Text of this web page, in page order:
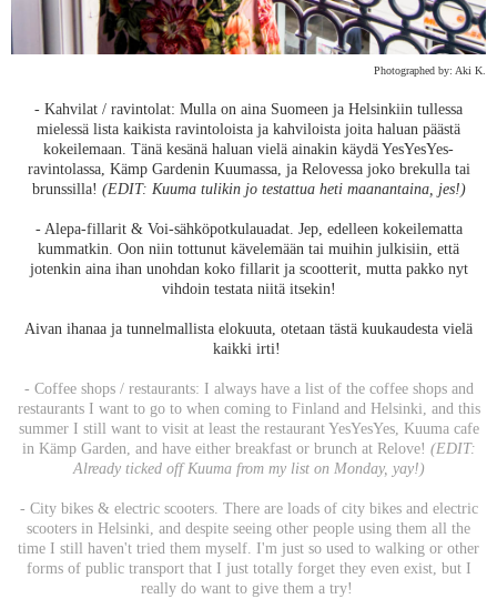
Photographed by: Aki K.
- Kahvilat / ravintolat: Mulla on aina Suomeen ja Helsinkiin tullessa
mielessä lista kaikista ravintoloista ja kahviloista joita haluan päästä
kokeilemaan. Tänä kesänä haluan vielä ainakin käydä YesYesYes-
ravintolassa, Kämp Gardenin Kuumassa, ja Relovessa joko brekulla tai
brunssilla! (EDIT: Kuuma tulikin jo testattua heti maanantaina, jes!)
- Alepa-fillarit & Voi-sähköpotkulauadat. Jep, edelleen kokeilematta
kummatkin. Oon niin tottunut kävelemään tai muihin julkisiin, että
jotenkin aina ihan unohdan koko fillarit ja scootterit, mutta pakko nyt
vihdoin testata niitä itsekin!
Aivan ihanaa ja tunnelmallista elokuuta, otetaan tästä kuukaudesta vielä
kaikki irti!
- Coffee shops / restaurants: I always have a list of the coffee shops and
restaurants I want to go to when coming to Finland and Helsinki, and this
summer I still want to visit at least the restaurant YesYesYes, Kuuma cafe
in Kämp Garden, and have either breakfast or brunch at Relove! (EDIT:
Already ticked off Kuuma from my list on Monday, yay!)
- City bikes & electric scooters. There are loads of city bikes and electric
scooters in Helsinki, and despite seeing other people using them all the
time I still haven't tried them myself. I'm just so used to walking or other
forms of public transport that I just totally forget they even exist, but I
really do want to give them a try!